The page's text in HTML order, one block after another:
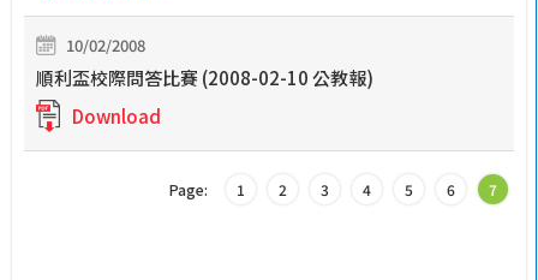
10/02/2008
順利盃校際問答比賽 (2008-02-10 公教報)
Download
Page: 1 2 3 4 5 6 7